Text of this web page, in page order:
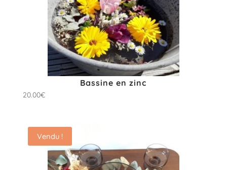
Bassine en zinc
20.00€
Vendu !